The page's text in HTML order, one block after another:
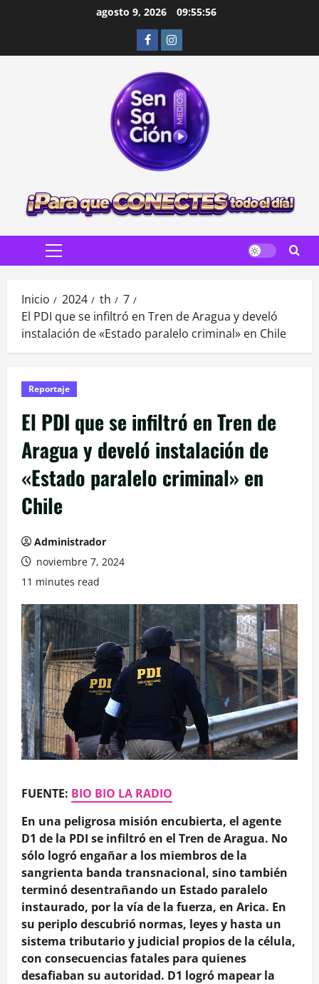
agosto 9, 2026 09:55:57
FacebookInstagram
Menú
Inicio 2024 th
7
El PDI que se infiltró en Tren de Aragua y develó
instalación de «Estado paralelo criminal» en Chile
Reportaje
El PDI que se infiltró en Tren de
Aragua y develó instalación de
«Estado paralelo criminal» en
Chile
Administrador
noviembre 7, 2024
11 minutes read
FUENTE: BIO BIO LA RADIO
En una peligrosa misión encubierta, el agente
D1 de la PDI se infiltró en el Tren de Aragua. No
sólo logró engañar a los miembros de la
sangrienta banda transnacional, sino también
terminó desentrañando un Estado paralelo
instaurado, por la vía de la fuerza, en Arica. En
su periplo descubrió normas, leyes y hasta un
sistema tributario y judicial propios de la célula,
con consecuencias fatales para quienes
desafiaban su autoridad. D1 logró mapear la